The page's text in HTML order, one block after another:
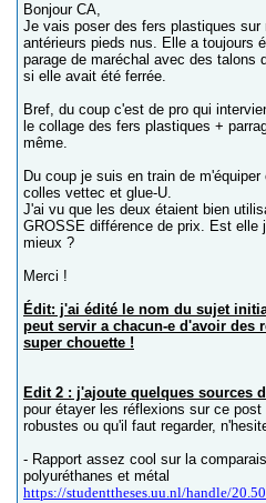
Bonjour CA,
Je vais poser des fers plastiques sur
antérieurs pieds nus. Elle a toujours
parage de maréchal avec des talons
si elle avait été ferrée.
Bref, du coup c'est de pro qui
le collage des fers plastiques +
même.
Du coup je suis en train de
colles vettec et glue-U.
J'ai vu que les deux étaient bien
GROSSE différence de prix. Est elle
mieux ?
Merci !
Édit: j'ai édité le nom du sujet
peut servir a chacun-e d'avoir des
super chouette !
Edit 2 : j'ajoute quelques sources
pour étayer les réflexions sur ce
robustes ou qu'il faut regarder,
- Rapport assez cool sur la
polyuréthanes et métal
https://studenttheses.uu.nl/handle/